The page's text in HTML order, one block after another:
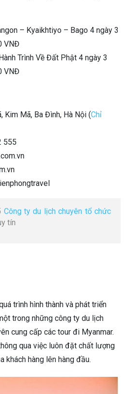
– Kyaikhtiyo – Bago 4 ngày 3
VNĐ
Trình Về Đất Phật 4 ngày 3
VNĐ
Kim Mã, Ba Đình, Hà Nội (Chỉ
555
Công ty du lịch chuyên tổ chức
tín
trình hình thành và phát triển
trong những công ty du lịch
cung cấp các tour đi Myanmar.
qua việc luôn đặt chất lượng
khách hàng lên hàng đầu.